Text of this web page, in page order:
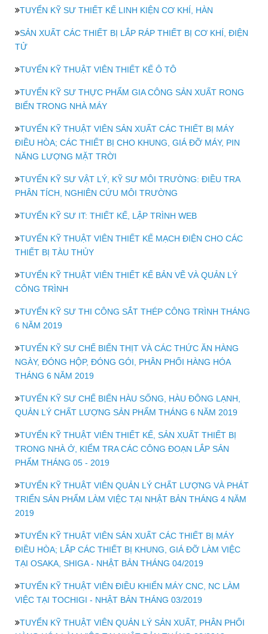
TUYỂN KỸ SƯ THIẾT KẾ LINH KIỆN CƠ KHÍ, HÀN
SẢN XUẤT CÁC THIẾT BỊ LẮP RÁP THIẾT BỊ CƠ KHÍ, ĐIỆN
TỬ
TUYỂN KỸ THUẬT VIÊN THIẾT KẾ Ô TÔ
TUYỂN KỸ SƯ THỰC PHẨM GIA CÔNG SẢN XUẤT RONG
BIỂN TRONG NHÀ MÁY
TUYỂN KỸ THUẬT VIÊN SẢN XUẤT CÁC THIẾT BỊ MÁY
ĐIỀU HÒA; CÁC THIẾT BỊ CHO KHUNG, GIÁ ĐỠ MÁY, PIN
NĂNG LƯỢNG MẶT TRỜI
TUYỂN KỸ SƯ VẬT LÝ, KỸ SƯ MÔI TRƯỜNG: ĐIỀU TRA
PHÂN TÍCH, NGHIÊN CỨU MÔI TRƯỜNG
TUYỂN KỸ SƯ IT: THIẾT KẾ, LẬP TRÌNH WEB
TUYỂN KỸ THUẬT VIÊN THIẾT KẾ MẠCH ĐIỆN CHO CÁC
THIẾT BỊ TÀU THỦY
TUYỂN KỸ THUẬT VIÊN THIẾT KẾ BẢN VẼ VÀ QUẢN LÝ
CÔNG TRÌNH
TUYỂN KỸ SƯ THI CÔNG SẮT THÉP CÔNG TRÌNH THÁNG
6 NĂM 2019
TUYỂN KỸ SƯ CHẾ BIẾN THỊT VÀ CÁC THỨC ĂN HÀNG
NGÀY, ĐÓNG HỘP, ĐÓNG GÓI, PHÂN PHỐI HÀNG HÓA
THÁNG 6 NĂM 2019
TUYỂN KỸ SƯ CHẾ BIẾN HÀU SỐNG, HÀU ĐÔNG LẠNH,
QUẢN LÝ CHẤT LƯỢNG SẢN PHẨM THÁNG 6 NĂM 2019
TUYỂN KỸ THUẬT VIÊN THIẾT KẾ, SẢN XUẤT THIẾT BỊ
TRONG NHÀ Ở, KIỂM TRA CÁC CÔNG ĐOẠN LẮP SẢN
PHẨM THÁNG 05 - 2019
TUYỂN KỸ THUẬT VIÊN QUẢN LÝ CHẤT LƯỢNG VÀ PHÁT
TRIỂN SẢN PHẨM LÀM VIỆC TẠI NHẬT BẢN THÁNG 4 NĂM
2019
TUYỂN KỸ THUẬT VIÊN SẢN XUẤT CÁC THIẾT BỊ MÁY
ĐIỀU HÒA; LẮP CÁC THIẾT BỊ KHUNG, GIÁ ĐỠ LÀM VIỆC
TẠI OSAKA, SHIGA - NHẬT BẢN THÁNG 04/2019
TUYỂN KỸ THUẬT VIÊN ĐIỀU KHIỂN MÁY CNC, NC LÀM
VIỆC TẠI TOCHIGI - NHẬT BẢN THÁNG 03/2019
TUYỂN KỸ THUẬT VIÊN QUẢN LÝ SẢN XUẤT, PHÂN PHỐI